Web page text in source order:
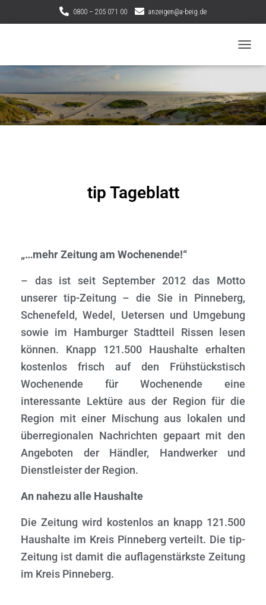
0800 – 205 071 00 anzeigen@a-beig.de
A
G
A
T
tip Tageblatt
„…mehr Zeitung am Wochenende!“
– das ist seit September 2012 das Motto
unserer tip-Zeitung – die Sie in Pinneberg,
Schenefeld, Wedel, Uetersen und Umgebung
sowie im Hamburger Stadtteil Rissen lesen
können. Knapp 121.500 Haushalte erhalten
kostenlos frisch auf den Frühstückstisch
Wochenende für Wochenende eine
interessante Lektüre aus der Region für die
Region mit einer Mischung aus lokalen und
überregionalen Nachrichten gepaart mit den
Angeboten der Händler, Handwerker und
Dienstleister der Region.
An nahezu alle Haushalte
Die Zeitung wird kostenlos an knapp 121.500
Haushalte im Kreis Pinneberg verteilt. Die tip-
Zeitung ist damit die auflagenstärksteZeitung
im Kreis Pinneberg.